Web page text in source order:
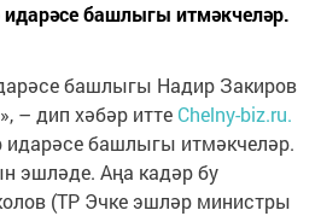
башлыгы итмәкчеләр.
башлыгы Надир Закиров
– дип хәбәр итте Chelny-biz.ru.
башлыгы итмәкчеләр.
эшләде. Аңа кадәр бу
(ТР Эчке эшләр министры